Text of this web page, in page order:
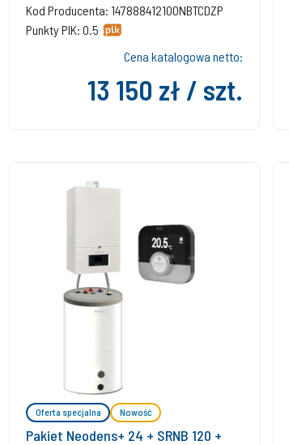
Kod Producenta: 147888412100NBTCDZP
Punkty PIK: 0.5
Cena katalogowa netto:
13 150 zł / szt.
Oferta specjalna Nowość
Pakiet Neodens+ 24 + SRNB 120 +